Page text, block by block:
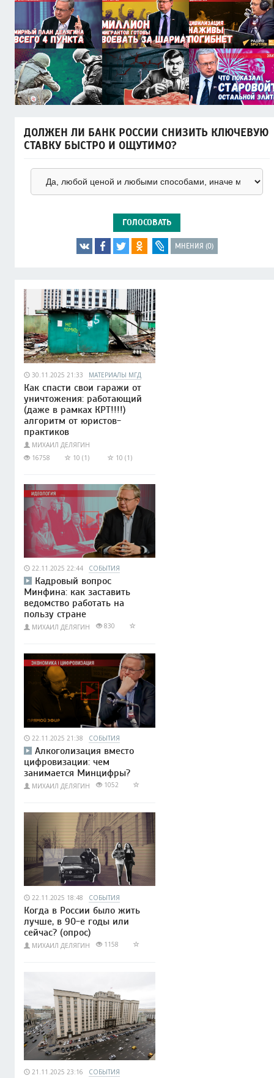
ДОЛЖЕН ЛИ БАНК РОССИИ СНИЗИТЬ КЛЮЧЕВУЮ
СТАВКУ БЫСТРО И ОЩУТИМО?
ГОЛОСОВАТЬ
МНЕНИЯ (0)
30.11.2025 21:33 МАТЕРИАЛЫ МГД
Как спасти свои гаражи от
уничтожения: работающий
(даже в рамках КРТ!!!!)
алгоритм от юристов-
практиков
МИХАИЛ ДЕЛЯГИН
16758
10 (1) 10 (1)
22.11.2025 22:44 СОБЫТИЯ
Кадровый вопрос
Минфина: как заставить
ведомство работать на
пользу стране
МИХАИЛ ДЕЛЯГИН 830
22.11.2025 21:38 СОБЫТИЯ
Алкоголизация вместо
цифровизации: чем
занимается Минцифры?
МИХАИЛ ДЕЛЯГИН 1052
22.11.2025 18:48 СОБЫТИЯ
Когда в России было жить
лучше, в 90-е годы или
сейчас? (опрос)
МИХАИЛ ДЕЛЯГИН 1158
21.11.2025 23:16 СОБЫТИЯ